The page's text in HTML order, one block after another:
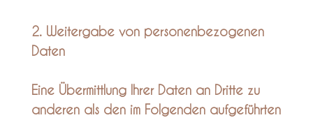
2. Weitergabe von personenbezogenen
Daten
Eine Übermittlung Ihrer Daten an Dritte zu
anderen als den im Folgenden aufgeführten